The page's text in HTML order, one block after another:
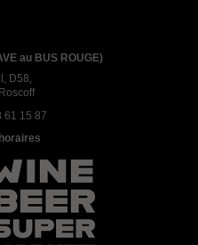
au BUS ROUGE)
D58,
61 15 87